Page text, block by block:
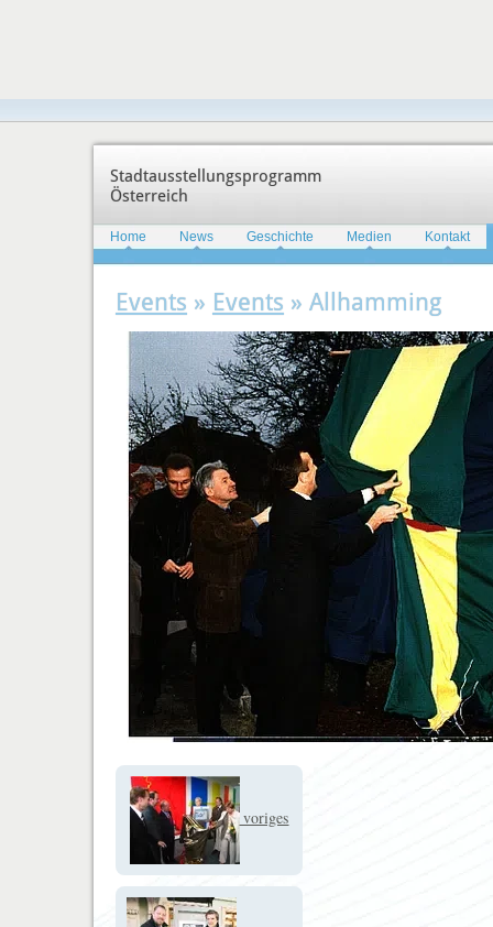
Stadtausstellungsprogramm
Österreich
Home News Geschichte Medien Kontakt
Events » Events » Allhamming
voriges